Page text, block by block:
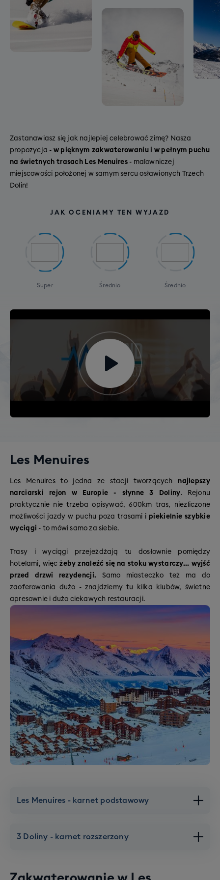
Zastanawiasz się jak najlepiej celebrować zimę? Nasza
propozycja - w pięknym zakwaterowaniu i w pełnym puchu
na świetnych trasach Les Menuires - malowniczej
miejscowości położonej w samym sercu osławionych Trzech
Dolin!
JAK OCENIAMY TEN WYJAZD
Super Średnio Średnio
Les Menuires
Les Menuires to jedna ze stacji tworzących najlepszy
narciarski rejon w Europie - słynne 3 Doliny. Rejonu
praktycznie nie trzeba opisywać, 600km tras, niezliczone
możliwości jazdy w puchu poza trasami i piekielnie szybkie
wyciągi - to mówi samo za siebie.
Trasy i wyciągi przejeżdżają tu dosłownie pomiędzy
hotelami, więcżeby znaleźć się na stoku wystarczy... wyjść
przed drzwi rezydencji. Samo miasteczko też ma do
zaoferowania dużo - znajdziemy tu kilka klubów, świetne
apresownie i dużo ciekawych restauracji.
Les Menuires - karnet podstawowy
3 Doliny - karnet rozszerzony